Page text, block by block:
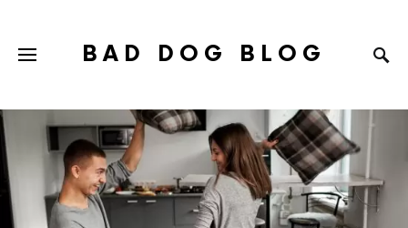
BAD DOG BLOG